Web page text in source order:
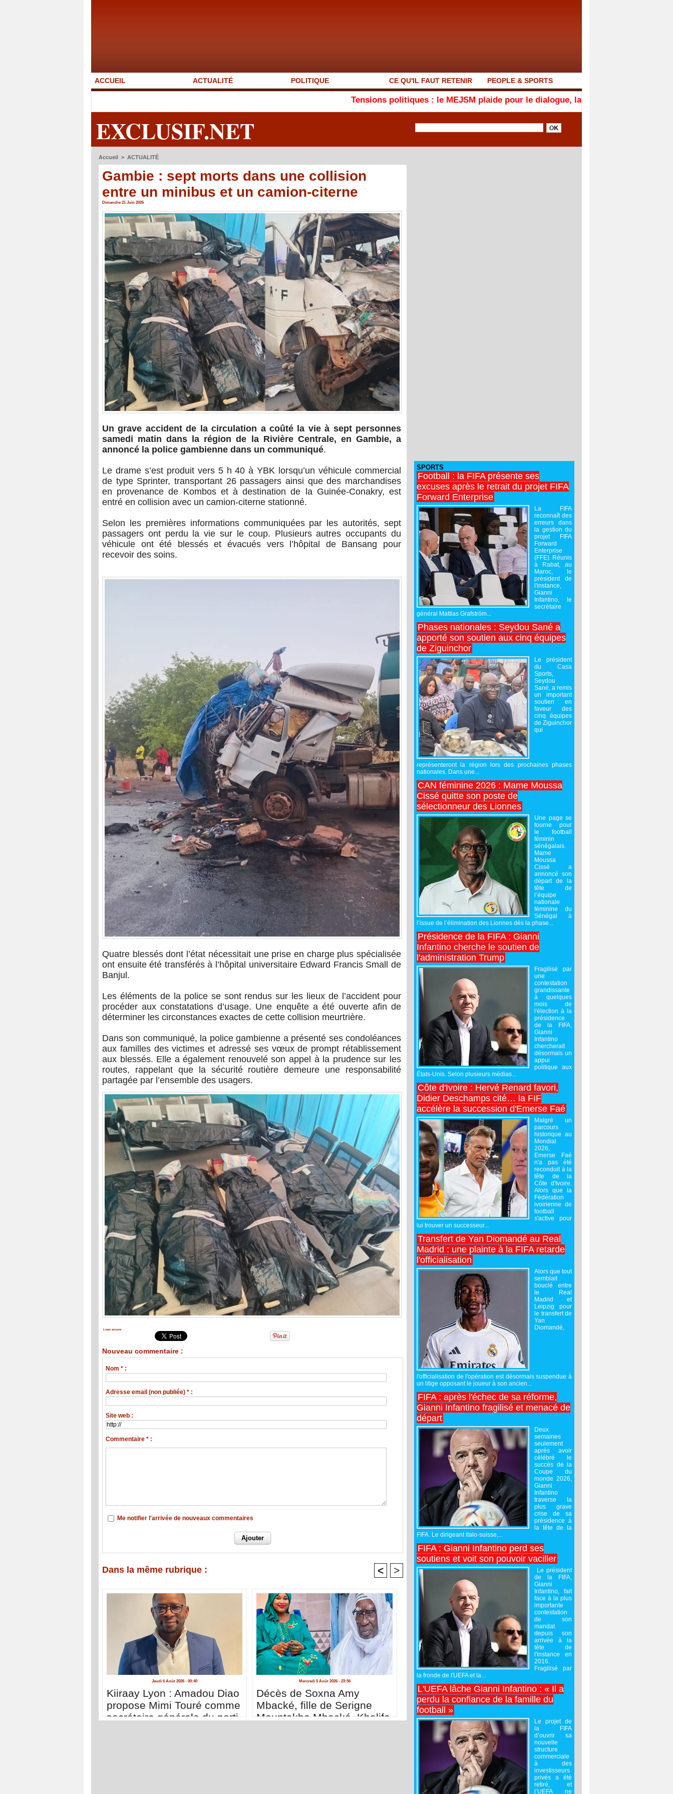
ACCUEIL ACTUALITÉ POLITIQUE CE QU'IL FAUT RETENIR PEOPLE & SPORTS
Tensions politiques : le MEJSM plaide pour le dialogue, la responsabilité et la cohésion nationale
EXCLUSIF.NET
Accueil > ACTUALITÉ
Gambie : sept morts dans une collision
entre un minibus et un camion-citerne
Dimanche 21 Juin 2026
Un grave accident de la circulation a coûté la vie à sept personnes
samedi matin dans la région de la Rivière Centrale, en Gambie, a
annoncé la police gambienne dans un communiqué.
Le drame s’est produit vers 5 h 40 à YBK lorsqu’un véhicule commercial
de type Sprinter, transportant 26 passagers ainsi que des marchandises
en provenance de Kombos et à destination de la Guinée-Conakry, est
entré en collision avec un camion-citerne stationné.
Selon les premières informations communiquées par les autorités, sept
passagers ont perdu la vie sur le coup. Plusieurs autres occupants du
véhicule ont été blessés et évacués vers l’hôpital de Bansang pour
recevoir des soins.
Quatre blessés dont l’état nécessitait une prise en charge plus spécialisée
ont ensuite été transférés à l’hôpital universitaire Edward Francis Small de
Banjul.
Les éléments de la police se sont rendus sur les lieux de l’accident pour
procéder aux constatations d’usage. Une enquête a été ouverte afin de
déterminer les circonstances exactes de cette collision meurtrière.
Dans son communiqué, la police gambienne a présenté ses condoléances
aux familles des victimes et adressé ses vœux de prompt rétablissement
aux blessés. Elle a également renouvelé son appel à la prudence sur les
routes, rappelant que la sécurité routière demeure une responsabilité
partagée par l’ensemble des usagers.
Lisez encore
Nouveau commentaire :
Nom * :
Adresse email (non publiée) * :
Site web :
Commentaire * :
Me notifier l'arrivée de nouveaux commentaires
Dans la même rubrique : < >
Jeudi 6 Août 2026 - 00:40
Kiiraay Lyon : Amadou Diao
propose Mimi Touré comme
secrétaire générale du parti
Mercredi 5 Août 2026 - 23:56
Décès de Soxna Amy
Mbacké, fille de Serigne
Mountakha Mbacké, Khalife
SPORTS
Football : la FIFA présente ses
excuses après le retrait du projet FIFA
Forward Enterprise
La FIFA
reconnaît des
erreurs dans
la gestion du
projet FIFA
Forward
Enterprise
(FFE). Réunis
à Rabat, au
Maroc, le
président de
l'instance,
Gianni
Infantino, le
secrétaire
général Mattias Grafström...
Phases nationales : Seydou Sané a
apporté son soutien aux cinq équipes
de Ziguinchor
Le président
du Casa
Sports,
Seydou
Sané, a remis
un important
soutien en
faveur des
cinq équipes
de Ziguinchor
qui
représenteront la région lors des prochaines phases
nationales. Dans une...
CAN féminine 2026 : Mame Moussa
Cissé quitte son poste de
sélectionneur des Lionnes
Une page se
tourne pour
le football
féminin
sénégalais.
Mame
Moussa
Cissé a
annoncé son
départ de la
tête de
l’équipe
nationale
féminine du
Sénégal à
l’issue de l’élimination des Lionnes dès la phase...
Présidence de la FIFA : Gianni
Infantino cherche le soutien de
l'administration Trump
Fragilisé par
une
contestation
grandissante
à quelques
mois de
l'élection à la
présidence
de la FIFA,
Gianni
Infantino
chercherait
désormais un
appui
politique aux
États-Unis. Selon plusieurs médias...
Côte d'Ivoire : Hervé Renard favori,
Didier Deschamps cité… la FIF
accélère la succession d'Emerse Faé
Malgré un
parcours
historique au
Mondial
2026,
Emerse Faé
n'a pas été
reconduit à la
tête de la
Côte d'Ivoire.
Alors que la
Fédération
ivoirienne de
football
s'active pour
lui trouver un successeur...
Transfert de Yan Diomandé au Real
Madrid : une plainte à la FIFA retarde
l'officialisation
Alors que tout
semblait
bouclé entre
le Real
Madrid et
Leipzig pour
le transfert de
Yan
Diomandé,
l'officialisation de l'opération est désormais suspendue à
un litige opposant le joueur à son ancien...
FIFA : après l'échec de sa réforme,
Gianni Infantino fragilisé et menacé de
départ
Deux
semaines
seulement
après avoir
célébré le
succès de la
Coupe du
monde 2026,
Gianni
Infantino
traverse la
plus grave
crise de sa
présidence à
la tête de la
FIFA. Le dirigeant italo-suisse,...
FIFA : Gianni Infantino perd ses
soutiens et voit son pouvoir vaciller
Le président
de la FIFA,
Gianni
Infantino, fait
face à la plus
importante
contestation
de son
mandat
depuis son
arrivée à la
tête de
l'instance en
2016.
Fragilisé par
la fronde de l'UEFA et la...
L'UEFA lâche Gianni Infantino : « Il a
perdu la confiance de la famille du
football »
Le projet de
la FIFA
d’ouvrir sa
nouvelle
structure
commerciale
à des
investisseurs
privés a été
retiré, et
l’UEFA ne